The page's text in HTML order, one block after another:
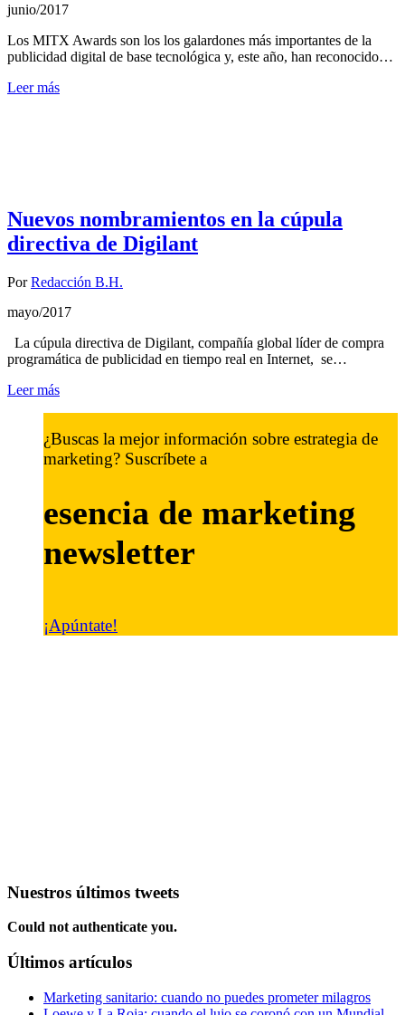
junio/2017
Los MITX Awards son los los galardones más importantes de la
publicidad digital de base tecnológica y, este año, han reconocido…
Leer más
Nuevos nombramientos en la cúpula
directiva de Digilant
PorRedacción B.H.
mayo/2017
La cúpula directiva de Digilant, compañía global líder de compra
programática de publicidad en tiempo real en Internet, se…
Leer más
¿Buscas la mejor información sobre estrategia de
marketing? Suscríbete a
esencia de marketing
newsletter
¡Apúntate!
Nuestros últimos tweets
Could not authenticate you.
Últimos artículos
Marketing sanitario: cuando no puedes prometer milagros